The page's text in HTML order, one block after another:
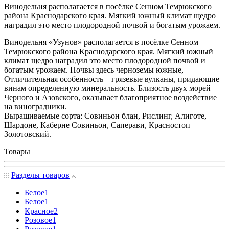
Винодельня располагается в посёлке Сенном Темрюкского
района Краснодарского края. Мягкий южный климат щедро
наградил это место плодородной почвой и богатым урожаем.
Винодельня «Узунов» располагается в посёлке Сенном
Темрюкского района Краснодарского края. Мягкий южный
климат щедро наградил это место плодородной почвой и
богатым урожаем. Почвы здесь черноземы южные,
Отличительная особенность – грязевые вулканы, придающие
винам определенную минеральность. Близость двух морей –
Черного и Азовского, оказывает благоприятное воздействие
на виноградники.
Выращиваемые сорта: Совиньон блан, Рислинг, Алиготе,
Шардоне, Каберне Совиньон, Саперави, Красностоп
Золотовский.
Товары
Разделы товаров
Белое1
Белое1
Красное2
Розовое1